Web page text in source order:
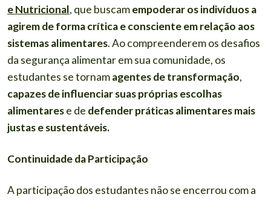
e Nutricional, que buscamempoderar os indivíduos a
agirem de forma crítica e consciente em relação aos
sistemas alimentares. Ao compreenderem os desafios
da segurança alimentar em sua comunidade, os
estudantes se tornamagentes de transformação,
capazes de influenciar suas próprias escolhas
alimentarese de defender práticas alimentares mais
justas e sustentáveis.
Continuidade da Participação
A participação dos estudantes não se encerrou com a